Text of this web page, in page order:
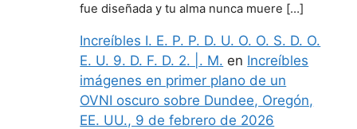
fue diseñada y tu alma nunca muere […]
Increíbles I. E. P. P. D. U. O. O. S. D. O.
E. U. 9. D. F. D. 2. |. M. en Increíbles
imágenes en primer plano de un
OVNI oscuro sobre Dundee, Oregón,
EE. UU., 9 de febrero de 2026